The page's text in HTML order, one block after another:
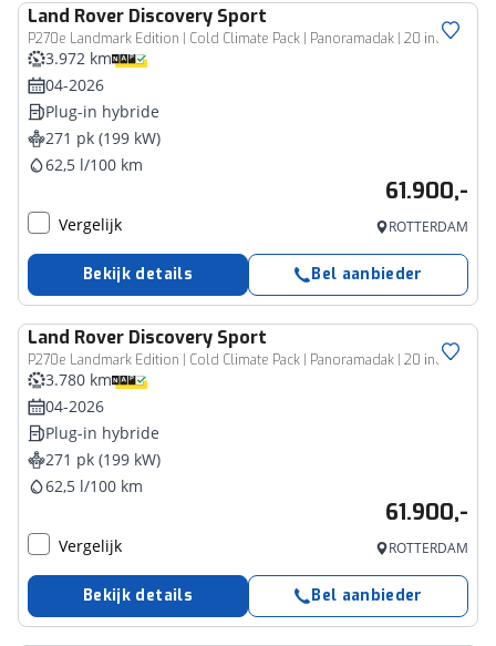
Land Rover Discovery Sport
P270e Landmark Edition | Cold Climate Pack | Panoramadak | 20 inch Gloss Black
3.972 km
04-2026
Plug-in hybride
271 pk (199 kW)
62,5 l/100 km
61.900,-
Vergelijk ROTTERDAM
Bekijk details Bel aanbieder
Land Rover Discovery Sport
P270e Landmark Edition | Cold Climate Pack | Panoramadak | 20 inch Gloss Black
3.780 km
04-2026
Plug-in hybride
271 pk (199 kW)
62,5 l/100 km
61.900,-
Vergelijk ROTTERDAM
Bekijk details Bel aanbieder